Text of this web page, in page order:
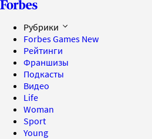
Рубрики
Forbes Games New
Рейтинги
Франшизы
Подкасты
Видео
Life
Woman
Sport
Young